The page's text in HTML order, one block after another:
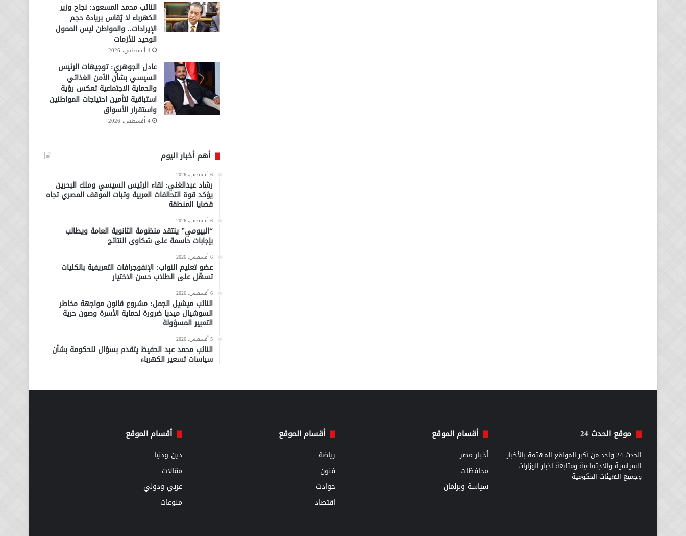
النائب محمد المسعود: نجاح وزير
الكهرباء لا يُقاس بريادة حجم
الإيرادات.. والمواطن ليس الممول
الوحيد للأزمات
4 أغسطس، 2026
عادل الجوهري: توجيهات الرئيس
السيسي بشأن الأمن الغذائي
والحماية الاجتماعية تعكس رؤية
استباقية لتأمين احتياجات المواطنين
واستقرار الأسواق
4 أغسطس، 2026
أهم أخبار اليوم
6 أغسطس، 2026
رشاد عبدالغني: لقاء الرئيس السيسي وملك البحرين
يؤكد قوة التحالفات العربية وثبات الموقف المصري تجاه
قضايا المنطقة
6 أغسطس، 2026
“البيومي” ينتقد منظومة الثانوية العامة ويطالب
بإجابات حاسمة على شكاوى النتائج
6 أغسطس، 2026
عضو تعليم النواب: الإنفوجرافات التعريفية بالكليات
تسهّل على الطلاب حسن الاختيار
6 أغسطس، 2026
النائب ميشيل الجمل: مشروع قانون مواجهة مخاطر
السوشيال ميديا ضرورة لحماية الأسرة وصون حرية
التعبير المسؤولة
5 أغسطس، 2026
النائب محمد عبد الحفيظ يتقدم بسؤال للحكومة بشأن
سياسات تسعير الكهرباء
موقع الحدث 24
الحدث 24 واحد من أكبر المواقع المهتمة بالأخبار
السياسية والاجتماعية ومتابعة اخبار الوزارات
وجميع الهيئات الحكومية
أقسام الموقع
أخبار مصر
محافظات
سياسة وبرلمان
أقسام الموقع
رياضة
فنون
حوادث
اقتصاد
أقسام الموقع
دين ودنيا
مقالات
عربي ودولي
منوعات